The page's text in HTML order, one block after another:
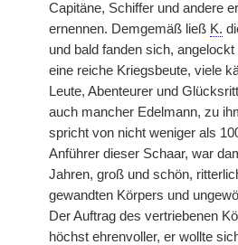
Capitäne, Schiffer und andere
ernennen. Demgemäß ließ K.
und bald fanden sich,
eine reiche Kriegsbeute, viele
Leute, Abenteurer und
auch mancher Edelmann, zu
spricht von nicht weniger als
Anführer dieser Schaar, war
Jahren, groß und schön,
gewandten Körpers und
Der Auftrag des vertriebenen
höchst ehrenvoller, er wollte